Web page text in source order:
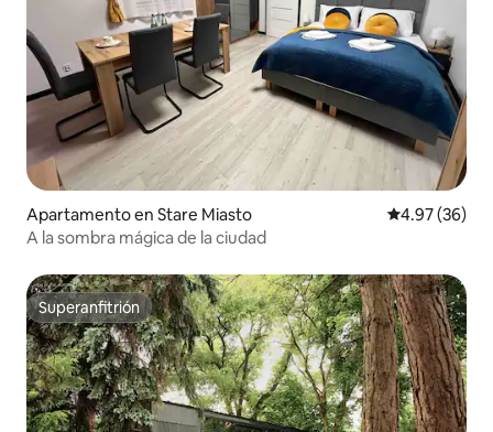
Apartamento en Stare Miasto Calificación
4.97 (36)
A la sombra mágica de la ciudad
Superanfitrión
Superanfitrión